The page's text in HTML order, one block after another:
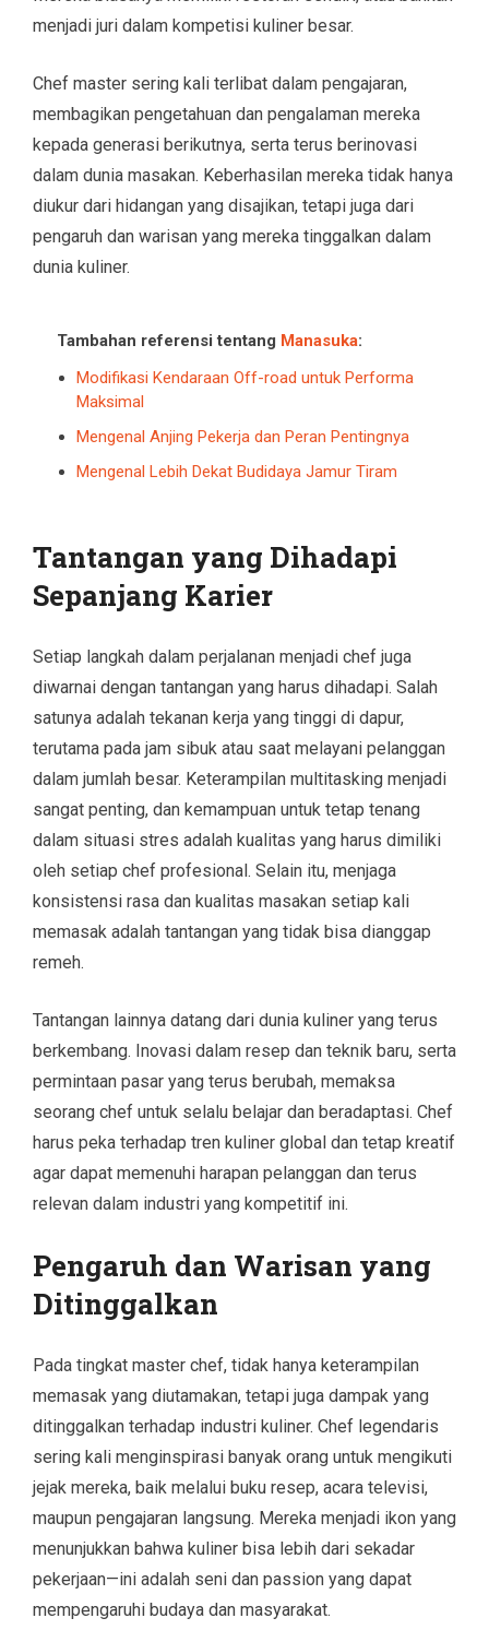
menjadi juri dalam kompetisi kuliner besar.
Chef master sering kali terlibat dalam pengajaran,
membagikan pengetahuan dan pengalaman mereka
kepada generasi berikutnya, serta terus berinovasi
dalam dunia masakan. Keberhasilan mereka tidak hanya
diukur dari hidangan yang disajikan, tetapi juga dari
pengaruh dan warisan yang mereka tinggalkan dalam
dunia kuliner.
Tambahan referensi tentang Manasuka:
Modifikasi Kendaraan Off-road untuk Performa
Maksimal
Mengenal Anjing Pekerja dan Peran Pentingnya
Mengenal Lebih Dekat Budidaya Jamur Tiram
Tantangan yang Dihadapi
Sepanjang Karier
Setiap langkah dalam perjalanan menjadi chef juga
diwarnai dengan tantangan yang harus dihadapi. Salah
satunya adalah tekanan kerja yang tinggi di dapur,
terutama pada jam sibuk atau saat melayani pelanggan
dalam jumlah besar. Keterampilan multitasking menjadi
sangat penting, dan kemampuan untuk tetap tenang
dalam situasi stres adalah kualitas yang harus dimiliki
oleh setiap chef profesional. Selain itu, menjaga
konsistensi rasa dan kualitas masakan setiap kali
memasak adalah tantangan yang tidak bisa dianggap
remeh.
Tantangan lainnya datang dari dunia kuliner yang terus
berkembang. Inovasi dalam resep dan teknik baru, serta
permintaan pasar yang terus berubah, memaksa
seorang chef untuk selalu belajar dan beradaptasi. Chef
harus peka terhadap tren kuliner global dan tetap kreatif
agar dapat memenuhi harapan pelanggan dan terus
relevan dalam industri yang kompetitif ini.
Pengaruh dan Warisan yang
Ditinggalkan
Pada tingkat master chef, tidak hanya keterampilan
memasak yang diutamakan, tetapi juga dampak yang
ditinggalkan terhadap industri kuliner. Chef legendaris
sering kali menginspirasi banyak orang untuk mengikuti
jejak mereka, baik melalui buku resep, acara televisi,
maupun pengajaran langsung. Mereka menjadi ikon yang
menunjukkan bahwa kuliner bisa lebih dari sekadar
pekerjaan—ini adalah seni dan passion yang dapat
mempengaruhi budaya dan masyarakat.